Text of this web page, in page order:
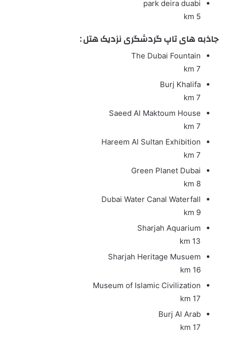
park deira duabi
5 km
جاذبه های تاپ گردشگری نزدیک هتل :
The Dubai Fountain
7 km
Burj Khalifa
7 km
Saeed Al Maktoum House
7 km
Hareem Al Sultan Exhibition
7 km
Green Planet Dubai
8 km
Dubai Water Canal Waterfall
9 km
Sharjah Aquarium
13 km
Sharjah Heritage Musuem
16 km
Museum of Islamic Civilization
17 km
Burj Al Arab
17 km